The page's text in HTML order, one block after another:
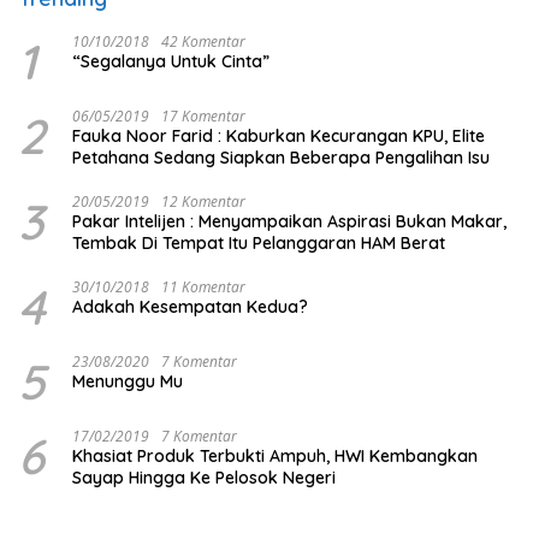
1 10/10/2018 42 Komentar
“Segalanya Untuk Cinta”
2 06/05/2019 17 Komentar
Fauka Noor Farid : Kaburkan Kecurangan KPU, Elite
Petahana Sedang Siapkan Beberapa Pengalihan Isu
3 20/05/2019 12 Komentar
Pakar Intelijen : Menyampaikan Aspirasi Bukan Makar,
Tembak Di Tempat Itu Pelanggaran HAM Berat
4 30/10/2018 11 Komentar
Adakah Kesempatan Kedua?
5 23/08/2020 7 Komentar
Menunggu Mu
6 17/02/2019 7 Komentar
Khasiat Produk Terbukti Ampuh, HWI Kembangkan
Sayap Hingga Ke Pelosok Negeri